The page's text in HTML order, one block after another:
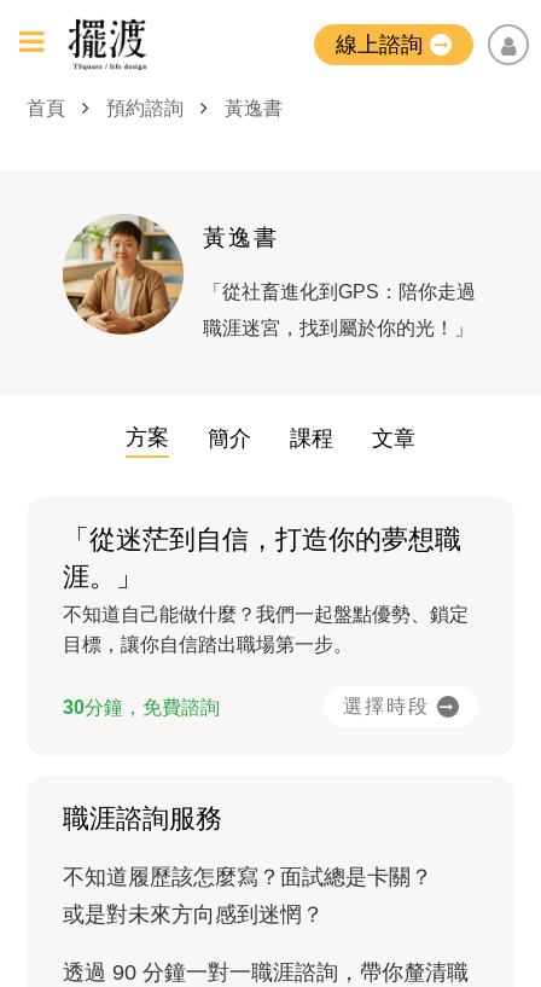
線上諮詢
首頁 預約諮詢 黃逸書
黃逸書
「從社畜進化到GPS：陪你走過
職涯迷宮，找到屬於你的光！」
方案 簡介 課程 文章
「從迷茫到自信，打造你的夢想職
涯。」
不知道自己能做什麼？我們一起盤點優勢、鎖定
目標，讓你自信踏出職場第一步。
30分鐘，免費諮詢 選擇時段
職涯諮詢服務
不知道履歷該怎麼寫？面試總是卡關？
或是對未來方向感到迷惘？
透過 90 分鐘一對一職涯諮詢，帶你釐清職